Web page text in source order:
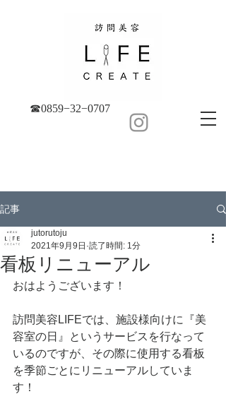
☎︎0859−32−0707
記事
看板リニューアル
jutorutoju
2021年9月9日 読了時間: 1分
おはようございます！
訪問美容LIFEでは、施設様向けに『美
容室の日』というサービスを行なって
いるのですが、その際に使用する看板
を季節ごとにリニューアルしていま
す！